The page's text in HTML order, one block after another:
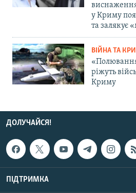
у Криму
та залякує
ВІЙНА ТА
ріжуть
Криму
ДОЛУЧАЙСЯ!
ПІДТРИМКА